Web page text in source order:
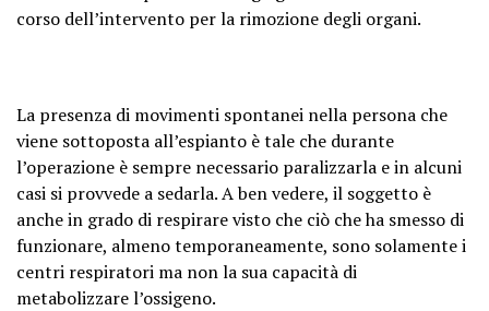
corso dell’intervento per la rimozione degli organi.
La presenza di movimenti spontanei nella persona che
viene sottoposta all’espianto è tale che durante
l’operazione è sempre necessario paralizzarla e in alcuni
casi si provvede a sedarla. A ben vedere, il soggetto è
anche in grado di respirare visto che ciò che ha smesso di
funzionare, almeno temporaneamente, sono solamente i
centri respiratori ma non la sua capacità di
metabolizzare l’ossigeno.